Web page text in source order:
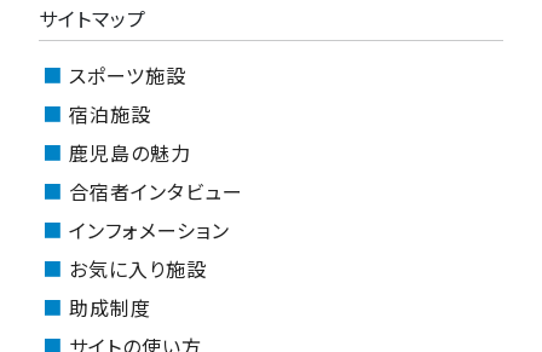
サイトマップ
スポーツ施設
宿泊施設
鹿児島の魅力
合宿者インタビュー
インフォメーション
お気に入り施設
助成制度